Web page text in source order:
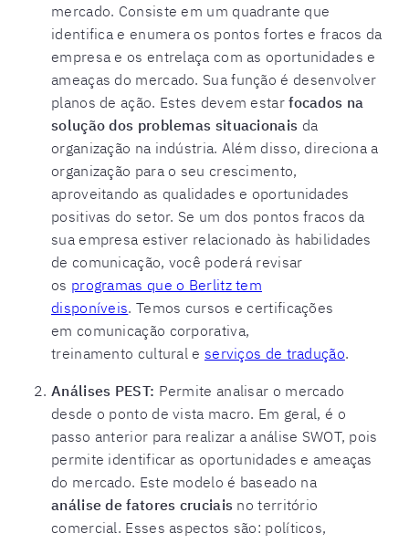
mercado. Consiste em um quadrante que
identifica e enumera os pontos fortes e fracos da
empresa e os entrelaça com as oportunidades e
ameaças do mercado. Sua função é desenvolver
planos de ação. Estes devem estarfocados na
solução dos problemas situacionais da
organização na indústria. Além disso, direciona a
organização para o seu crescimento,
aproveitando as qualidades e oportunidades
positivas do setor. Se um dos pontos fracos da
sua empresa estiver relacionado às habilidades
de comunicação, você poderá revisar
os programas que o Berlitz tem
disponíveis. Temos cursos e certificações
em comunicação corporativa,
treinamento cultural e serviços de tradução.
Análises PEST: Permite analisar o mercado
desde o ponto de vista macro. Em geral, é o
passo anterior para realizar a análise SWOT, pois
permite identificar as oportunidades e ameaças
do mercado. Este modelo é baseado na
análise de fatores cruciais no território
comercial. Esses aspectos são: políticos,